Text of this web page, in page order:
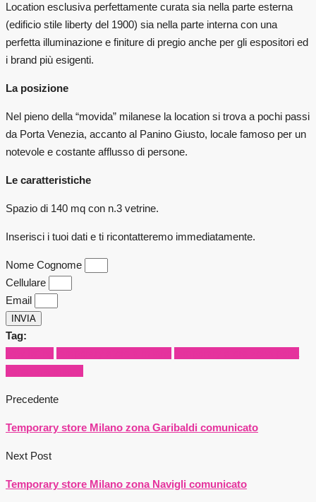
Location esclusiva perfettamente curata sia nella parte esterna
(edificio stile liberty del 1900) sia nella parte interna con una
perfetta illuminazione e finiture di pregio anche per gli espositori ed
i brand più esigenti.
La posizione
Nel pieno della “movida” milanese la location si trova a pochi passi
da Porta Venezia, accanto al Panino Giusto, locale famoso per un
notevole e costante afflusso di persone.
Le caratteristiche
Spazio di 140 mq con n.3 vetrine.
Inserisci i tuoi dati e ti ricontatteremo immediatamente.
Nome Cognome
Cellulare
Email
INVIA
Tag:
Precedente
Temporary store Milano zona Garibaldi comunicato
Next Post
Temporary store Milano zona Navigli comunicato